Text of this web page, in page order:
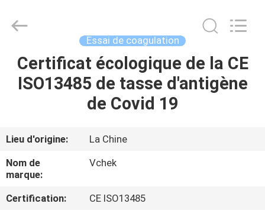
MAISON
AU
SUJET
DE
NOUS
Guangzhou
Decheng
Rights
Reserved.
Essai de coagulation
Certificat écologique de la CE
ISO13485 de tasse d'antigène
de Covid 19
Lieu d'origine:
La Chine
Nom de
marque:
Vchek
Certification:
CE ISO13485